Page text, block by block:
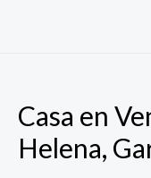
Casa en
Helena,